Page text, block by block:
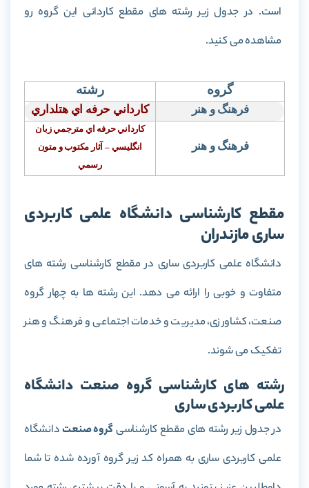
است. در جدول زیر رشته های مقطع کاردانی این گروه رو
مشاهده می کنید.
گروه رشته
فرهنگ و هنر كارداني حرفه اي هتلداري
فرهنگ و هنر
كارداني حرفه اي مترجمي زبان
انگليسي – آثار مكتوب و متون
رسمي
مقطع کارشناسی دانشگاه علمی کاربردی
ساری مازندران
دانشگاه علمی کاربردی ساری در مقطع کارشناسی رشته های
متفاوت و خوبی را ارائه می دهد. این رشته ها به چهار گروه
صنعت، کشاورزی، مدیریت و خدمات اجتماعی و فرهنگ و هنر
تفکیک می شوند.
رشته های کارشناسی گروه صنعت دانشگاه
علمی کاربردی ساری
در جدول زیر رشته های مقطع کارشناسیگروه صنعتدانشگاه
علمی کاربردی ساری به همراه کد زیر گروه آورده شده تا شما